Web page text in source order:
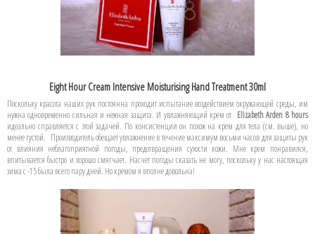
Eight Hour Cream Intensive Moisturising Hand Treatment 30ml
Поскольку красота наших рук постоянна проходит испытание воздействием окружающей среды, им
нужна одновременно сильная и нежная защита. И увлажняющий крем от Elizabeth Arden 8 hours
идеально справляется с этой задачей. По консистенции он похож на крем для тела (см. выше), но
менее густой. Производитель обещает увлажнение в течение максимум восьми часов для защиты рук
от влияния неблагоприятной погоды, предотвращения сухости кожи. Мне крем понравился,
впитывается быстро и хорошо смягчает. Насчет погоды сказать не могу, поскольку у нас настоящая
зима с -15 была всего пару дней. Но кремом я вполне довольна!